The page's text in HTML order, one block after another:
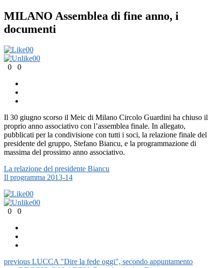
MILANO Assemblea di fine anno, i
documenti
00
00
0
0
Il 30 giugno scorso il Meic di Milano Circolo Guardini ha chiuso il
proprio anno associativo con l’assemblea finale. In allegato,
pubblicati per la condivisione con tutti i soci, la relazione finale del
presidente del gruppo, Stefano Biancu, e la programmazione di
massima del prossimo anno associativo.
La relazione del presidente Biancu
Il programma 2013-14
00
00
0
0
previous LUCCA "Dire la fede oggi", secondo appuntamento